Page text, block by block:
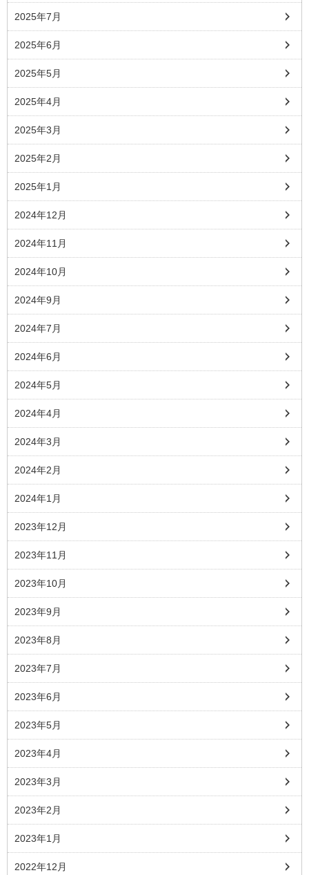
2025年7月
2025年6月
2025年5月
2025年4月
2025年3月
2025年2月
2025年1月
2024年12月
2024年11月
2024年10月
2024年9月
2024年7月
2024年6月
2024年5月
2024年4月
2024年3月
2024年2月
2024年1月
2023年12月
2023年11月
2023年10月
2023年9月
2023年8月
2023年7月
2023年6月
2023年5月
2023年4月
2023年3月
2023年2月
2023年1月
2022年12月